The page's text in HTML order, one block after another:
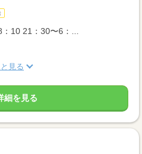
10 21：30〜6：...
見る
細を見る